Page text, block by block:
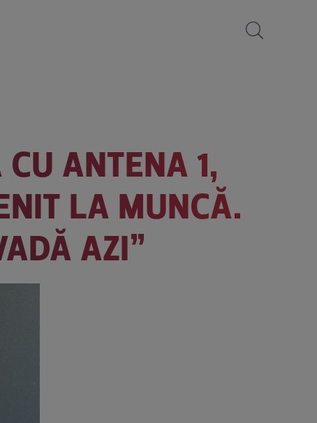
ANTENA 1,
LA MUNCĂ.
AZI”